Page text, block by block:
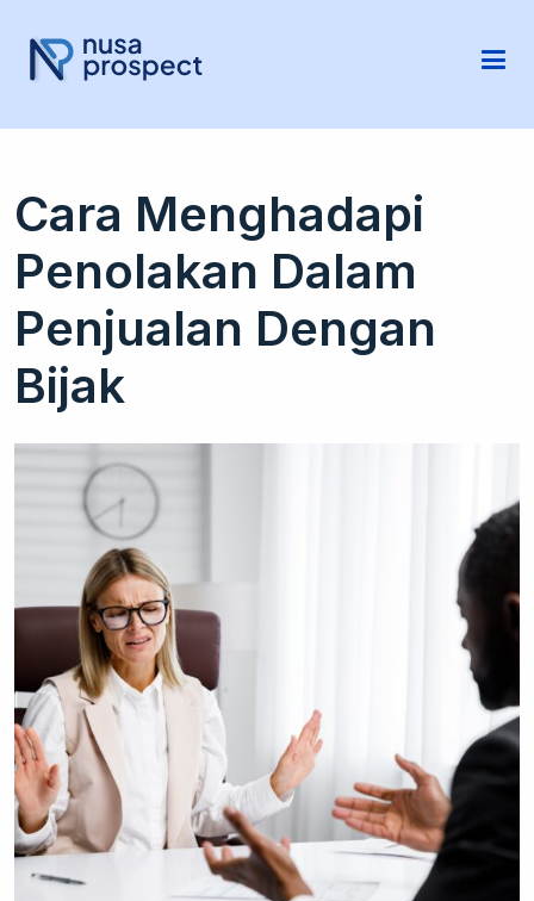
Cara Menghadapi
Penolakan Dalam
Penjualan Dengan
Bijak